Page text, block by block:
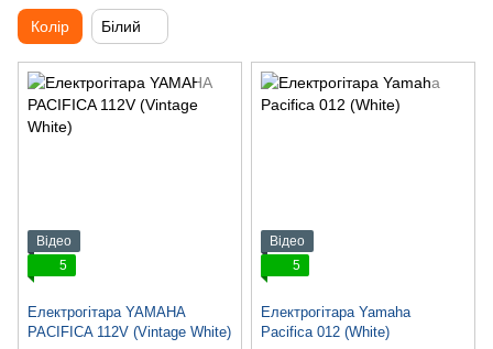
Колір Білий
Відео
5
Електрогітара YAMAHA
PACIFICA 112V (Vintage White)
Відео
5
Електрогітара Yamaha
Pacifica 012 (White)